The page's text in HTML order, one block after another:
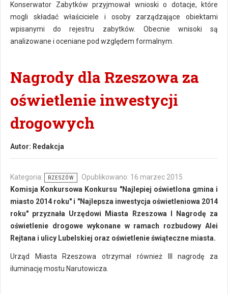
Konserwator Zabytków przyjmował wnioski o dotacje, które
mogli składać właściciele i osoby zarządzające obiektami
wpisanymi do rejestru zabytków. Obecnie wnisoki są
analizowane i oceniane pod względem formalnym.
Nagrody dla Rzeszowa za
oświetlenie inwestycji
drogowych
Autor: Redakcja
Kategoria: RZESZÓW
Opublikowano: 16 marzec 2015
Komisja Konkursowa Konkursu "Najlepiej oświetlona gmina i
miasto 2014 roku" i "Najlepsza inwestycja oświetleniowa 2014
roku" przyznała Urzędowi Miasta Rzeszowa I Nagrodę za
oświetlenie drogowe wykonane w ramach rozbudowy Alei
Rejtana i ulicy Lubelskiej oraz oświetlenie świąteczne miasta.
Urząd Miasta Rzeszowa otrzymał również III nagrodę za
iluminację mostu Narutowicza.